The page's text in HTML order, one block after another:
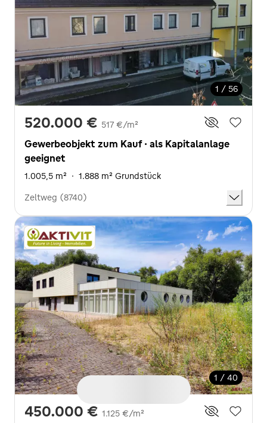
1 / 56
520.000 € 517 €/m²
Gewerbeobjekt zum Kauf · als Kapitalanlage
geeignet
1.005,5 m² · 1.888 m² Grundstück
Zeltweg (8740)
1 / 40
450.000 € 1.125 €/m²